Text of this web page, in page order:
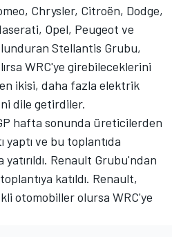
Chrysler, Citroën, Dodge,
Opel, Peugeot ve
Stellantis Grubu,
WRC'ye girebileceklerini
ikisi, daha fazla elektrik
dile getirdiler.
hafta sonunda üreticilerden
yaptı ve bu toplantıda
Renault Grubu'ndan
katıldı. Renault,
otomobiller olursa WRC'ye